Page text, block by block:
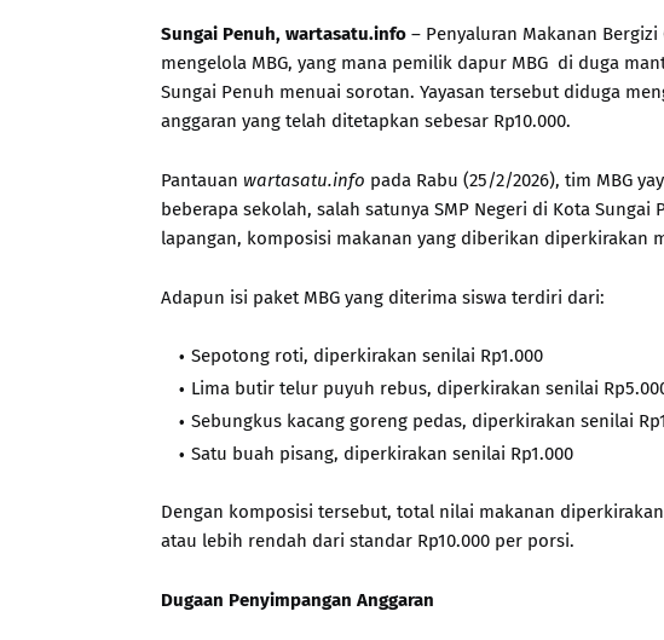
Sungai Penuh, wartasatu.info – Penyaluran Makanan Bergizi
mengelola MBG, yang mana pemilik dapur MBG di duga
Sungai Penuh menuai sorotan. Yayasan tersebut diduga
anggaran yang telah ditetapkan sebesar Rp10.000.
Pantauan wartasatu.info pada Rabu (25/2/2026), tim MBG
beberapa sekolah, salah satunya SMP Negeri di Kota
lapangan, komposisi makanan yang diberikan diperkirakan
Adapun isi paket MBG yang diterima siswa terdiri dari:
Sepotong roti, diperkirakan senilai Rp1.000
Lima butir telur puyuh rebus, diperkirakan senilai
Sebungkus kacang goreng pedas, diperkirakan senilai
Satu buah pisang, diperkirakan senilai Rp1.000
Dengan komposisi tersebut, total nilai makanan
atau lebih rendah dari standar Rp10.000 per porsi.
Dugaan Penyimpangan Anggaran